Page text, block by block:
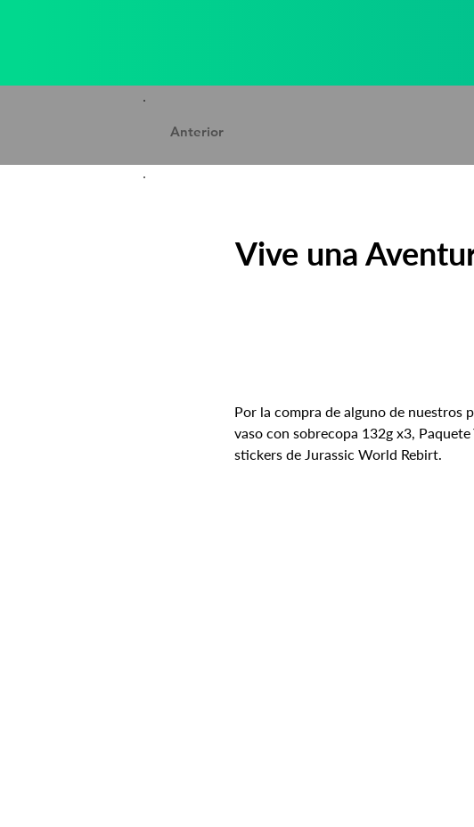
Anterior
Vive una
Por la compra de alguno de nuestros
vaso con sobrecopa 132g x3,
stickers de Jurassic World Rebirt.